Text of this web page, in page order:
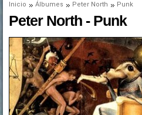
Inicio Álbumes Peter North Punk
Peter North - Punk